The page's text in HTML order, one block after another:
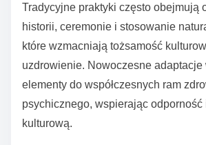
Tradycyjne praktyki często obejmują
historii, ceremonie i stosowanie
które wzmacniają tożsamość
uzdrowienie. Nowoczesne adaptacje
elementy do współczesnych ram
psychicznego, wspierając odporność
kulturową.